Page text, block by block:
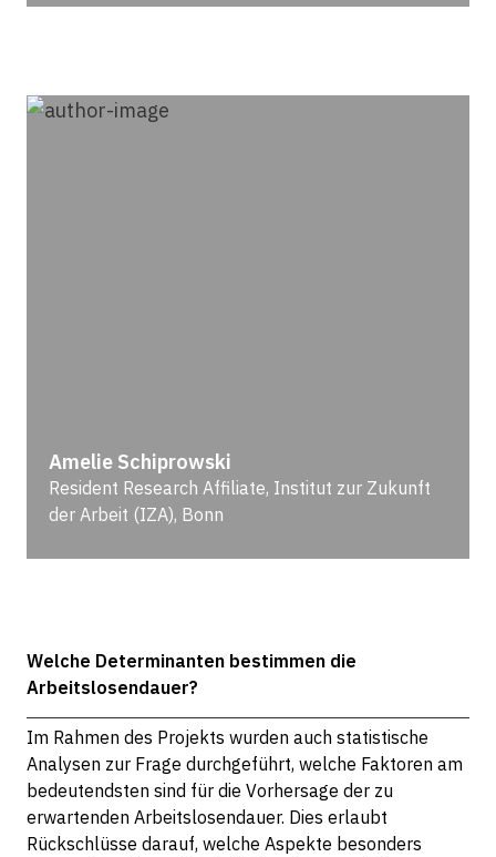
Amelie Schiprowski
Resident Research Affiliate, Institut zur Zukunft
der Arbeit (IZA), Bonn
Welche Determinanten bestimmen die
Arbeitslosendauer?
Im Rahmen des Projekts wurden auch statistische
Analysen zur Frage durchgeführt, welche Faktoren am
bedeutendsten sind für die Vorhersage der zu
erwartenden Arbeitslosendauer. Dies erlaubt
Rückschlüsse darauf, welche Aspekte besonders